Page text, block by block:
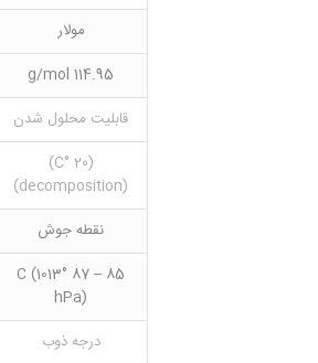
مولار
114.95 g/mol
قابلیت محلول شدن
(20 °C)
(decomposition)
نقطه جوش
85 – 87 °C (1013
hPa)
درجه ذوب